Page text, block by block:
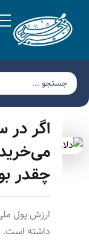
چقدر
ارزش پول
داشته است.